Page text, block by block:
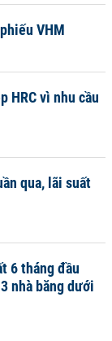
VHM
HRC vì nhu cầu
qua, lãi suất
6 tháng đầu
nhà băng dưới